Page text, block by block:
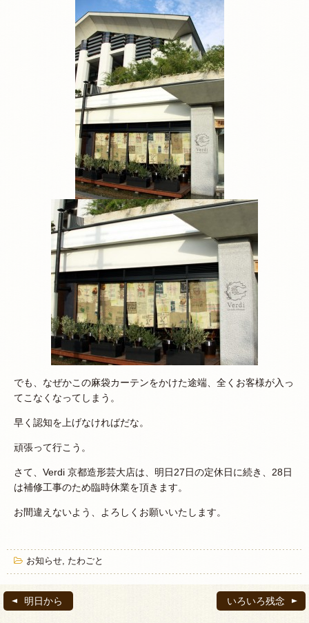
でも、なぜかこの麻袋カーテンをかけた途端、全くお客様が入っ
てこなくなってしまう。
早く認知を上げなければだな。
頑張って行こう。
さて、Verdi 京都造形芸大店は、明日27日の定休日に続き、28日
は補修工事のため臨時休業を頂きます。
お間違えないよう、よろしくお願いいたします。
お知らせ, たわごと
明日から いろいろ残念